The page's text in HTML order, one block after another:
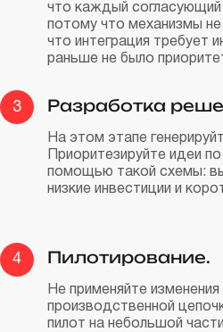
что каждый согласующий
потому что механизмы
что интеграция требует
раньше не было
3 Разработка
На этом этапе
Приоритезируйте идеи
помощью такой схемы:
низкие инвестиции и
4 Пилотирование.
Не применяйте изменения
производственной
пилот на небольшой